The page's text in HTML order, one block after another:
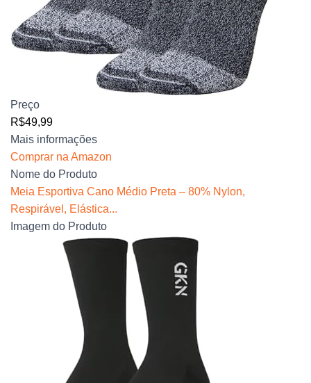
Preço
R$49,99
Mais informações
Comprar na Amazon
Nome do Produto
Meia Esportiva Cano Médio Preta – 80% Nylon,
Respirável, Elástica...
Imagem do Produto